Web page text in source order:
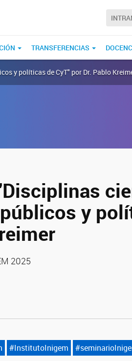
TRANSFERENCIAS
y políticas de CyT" por Dr. Pablo
y
2025
Twitter
#InstitutoInigem